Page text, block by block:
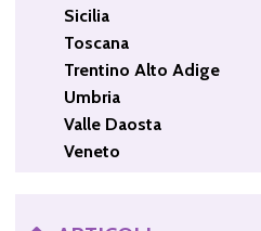
Sicilia
Toscana
Trentino Alto Adige
Umbria
Valle Daosta
Veneto